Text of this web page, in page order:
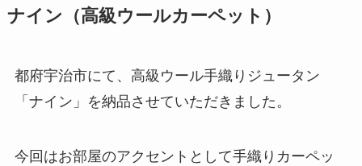
ナイン（高級ウールカーペット）
都府宇治市にて、高級ウール手織りジュータン
「ナイン」を納品させていただきました。
今回はお部屋のアクセントとして手織りカーペッ